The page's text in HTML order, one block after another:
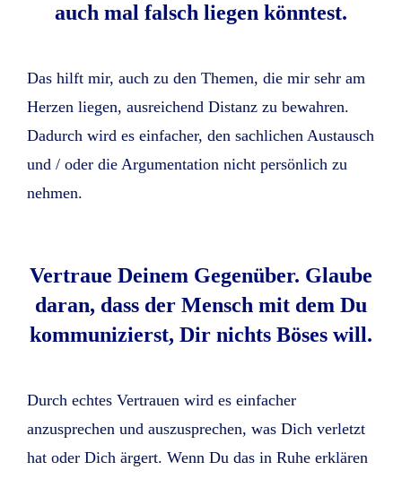
auch mal falsch liegen könntest.
Das hilft mir, auch zu den Themen, die mir sehr am
Herzen liegen, ausreichend Distanz zu bewahren.
Dadurch wird es einfacher, den sachlichen Austausch
und / oder die Argumentation nicht persönlich zu
nehmen.
Vertraue Deinem Gegenüber. Glaube
daran, dass der Mensch mit dem Du
kommunizierst, Dir nichts Böses will.
Durch echtes Vertrauen wird es einfacher
anzusprechen und auszusprechen, was Dich verletzt
hat oder Dich ärgert. Wenn Du das in Ruhe erklären